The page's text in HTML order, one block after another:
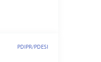
PDIPR/PDESI